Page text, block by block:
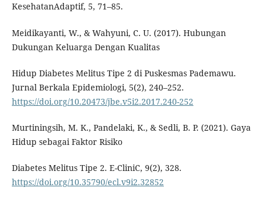
KesehatanAdaptif, 5, 71–85.
Meidikayanti, W., & Wahyuni, C. U. (2017). Hubungan
Dukungan Keluarga Dengan Kualitas
Hidup Diabetes Melitus Tipe 2 di Puskesmas Pademawu.
Jurnal Berkala Epidemiologi, 5(2), 240–252.
https://doi.org/10.20473/jbe.v5i2.2017.240-252
Murtiningsih, M. K., Pandelaki, K., & Sedli, B. P. (2021). Gaya
Hidup sebagai Faktor Risiko
Diabetes Melitus Tipe 2. E-CliniC, 9(2), 328.
https://doi.org/10.35790/ecl.v9i2.32852